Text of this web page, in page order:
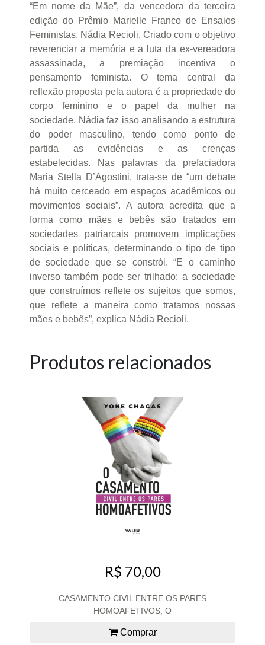
“Em nome da Mãe”, da vencedora da terceira
edição do Prêmio Marielle Franco de Ensaios
Feministas, Nádia Recioli. Criado com o objetivo
reverenciar a memória e a luta da ex-vereadora
assassinada, a premiação incentiva o
pensamento feminista. O tema central da
reflexão proposta pela autora é a propriedade do
corpo feminino e o papel da mulher na
sociedade. Nádia faz isso analisando a estrutura
do poder masculino, tendo como ponto de
partida as evidências e as crenças
estabelecidas. Nas palavras da prefaciadora
Maria Stella D’Agostini, trata-se de “um debate
há muito cerceado em espaços acadêmicos ou
movimentos sociais”. A autora acredita que a
forma como mães e bebês são tratados em
sociedades patriarcais promovem implicações
sociais e políticas, determinando o tipo de tipo
de sociedade que se constrói. “E o caminho
inverso também pode ser trilhado: a sociedade
que construímos reflete os sujeitos que somos,
que reflete a maneira como tratamos nossas
mães e bebês”, explica Nádia Recioli.
Produtos relacionados
R$ 70,00
CASAMENTO CIVIL ENTRE OS PARES
HOMOAFETIVOS, O
Comprar